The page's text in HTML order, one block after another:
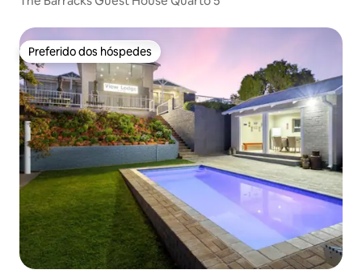
Preferido dos hóspedes
Preferido dos hóspedes